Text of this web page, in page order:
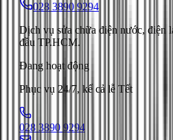
028 3890 9294
Dịch vụ sửa chữa điện nước, điện
đầu TP.HCM.
Đang hoạt động
Phục vụ 24/7, kể cả lễ Tết
028 3890 9294